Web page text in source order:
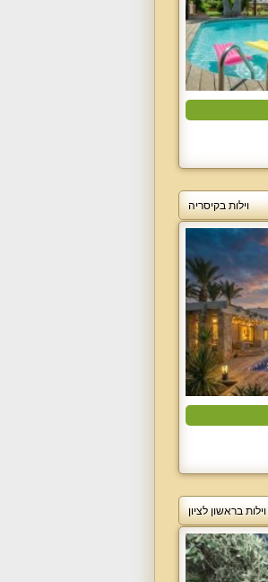
וילות בקיסריה
וילות בראשון לציון